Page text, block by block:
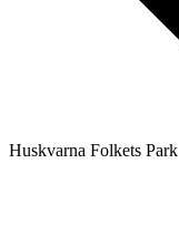
Huskvarna Folkets Park